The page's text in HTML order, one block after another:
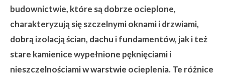
budownictwie, które są dobrze ocieplone,
charakteryzują się szczelnymi oknami i drzwiami,
dobrą izolacją ścian, dachu i fundamentów, jak i też
stare kamienice wypełnione pęknięciami i
nieszczelnościami w warstwie ocieplenia. Te różnice